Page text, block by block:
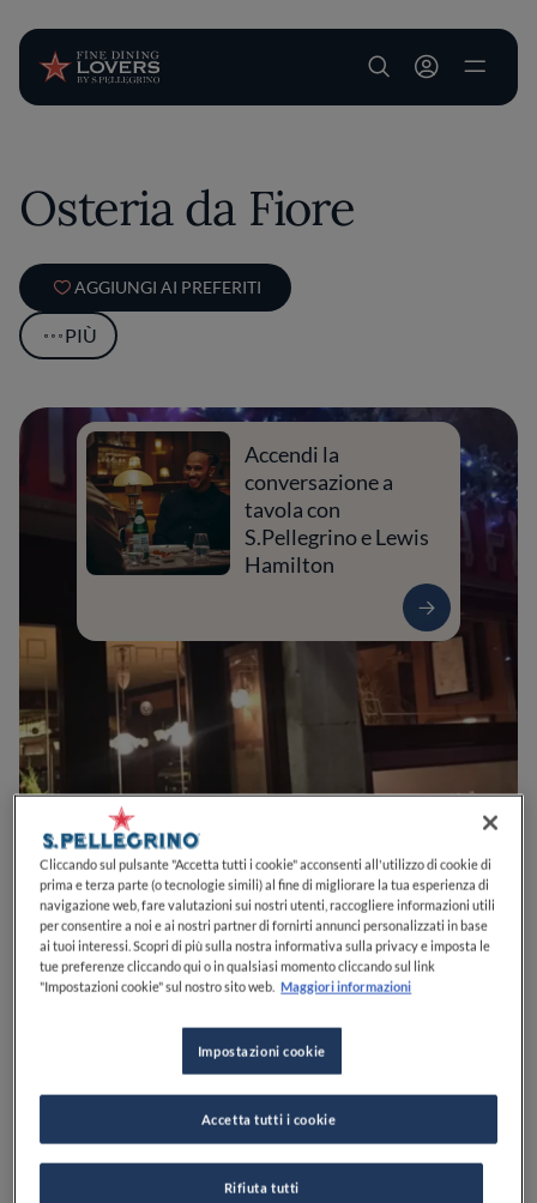
User account
Osteria da Fiore
AGGIUNGI AI PREFERITI
PIÙ
0 0 0 0 0
Accendi la
conversazione a
tavola con
S.Pellegrino e Lewis
Hamilton
S. Polo, 220230125VeneziaVEItalia
VEDI SULLA MAPPA
Cliccando sul pulsante "Accetta tutti i cookie" acconsenti all'utilizzo di cookie di
prima e terza parte (o tecnologie simili) al fine di migliorare la tua esperienza di
navigazione web, fare valutazioni sui nostri utenti, raccogliere informazioni utili
per consentire a noi e ai nostri partner di fornirti annunci personalizzati in base
ai tuoi interessi. Scopri di più sulla nostra informativa sulla privacy e imposta le
tue preferenze cliccando qui o in qualsiasi momento cliccando sul link
"Impostazioni cookie" sul nostro sito web. Maggiori informazioni
Impostazioni cookie
Rifiuta tutti
Accetta tutti i cookie